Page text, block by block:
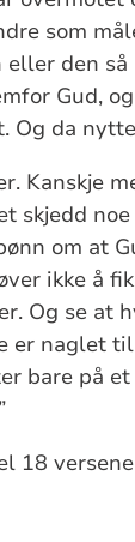
som
den
Gud,
Og da
Kanskje
skjedd
om at
ikke å
Og se at
er naglet
bare på
18